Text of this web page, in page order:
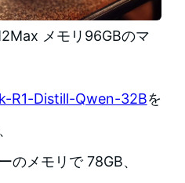
メモリ96GBのマ
R1-Distill-Qwen-32Bを
のメモリで 78GB、